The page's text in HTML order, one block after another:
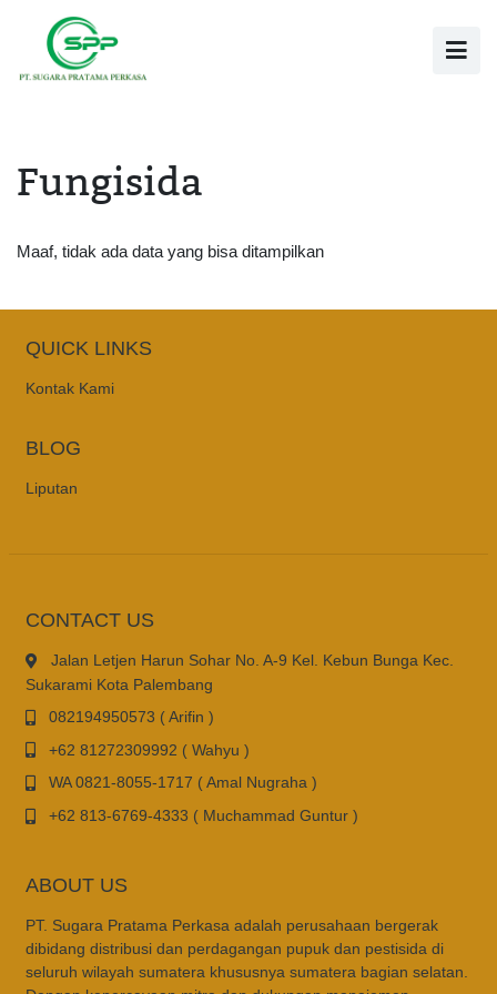
Fungisida
Maaf, tidak ada data yang bisa ditampilkan
QUICK LINKS
Kontak Kami
BLOG
Liputan
CONTACT US
Jalan Letjen Harun Sohar No. A-9 Kel. Kebun Bunga Kec.
Sukarami Kota Palembang
082194950573 ( Arifin )
+62 81272309992 ( Wahyu )
WA 0821-8055-1717 ( Amal Nugraha )
+62 813-6769-4333 ( Muchammad Guntur )
ABOUT US
PT. Sugara Pratama Perkasa adalah perusahaan bergerak
dibidang distribusi dan perdagangan pupuk dan pestisida di
seluruh wilayah sumatera khususnya sumatera bagian selatan.